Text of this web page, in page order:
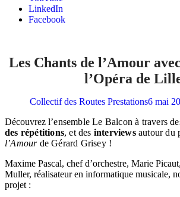
LinkedIn
Facebook
Les Chants de l’Amour
l’Opéra de
Collectif des Routes Prestations6 mai
Découvrez l’ensemble Le Balcon à travers
des répétitions, et des interviewsautour du
l’Amourde Gérard Grisey !
Maxime Pascal, chef d’orchestre, Marie
Muller, réalisateur en informatique musicale,
projet :